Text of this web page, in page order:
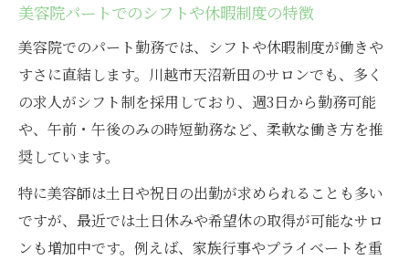
美容院パートでのシフトや休暇制度の特徴
美容院でのパート勤務では、シフトや休暇制度が働きや
すさに直結します。川越市天沼新田のサロンでも、多く
の求人がシフト制を採用しており、週3日から勤務可能
や、午前・午後のみの時短勤務など、柔軟な働き方を推
奨しています。
特に美容師は土日や祝日の出勤が求められることも多い
ですが、最近では土日休みや希望休の取得が可能なサロ
ンも増加中です。例えば、家族行事やプライベートを重